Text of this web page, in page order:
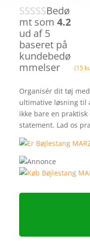
Bedø
mt som 4.2
ud af 5
baseret på
kundebedø
mmelser
(15
Organisér dit tøj
ultimative løsning til
ikke bare en
statement. Lad os